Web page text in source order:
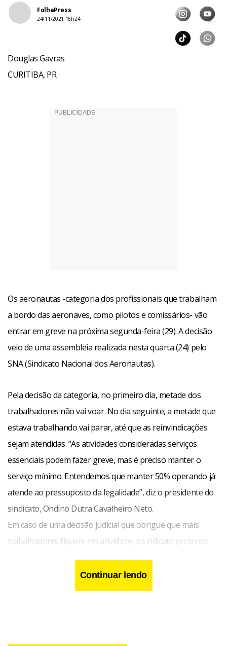
FolhaPress
24/11/2021 16h24
Douglas Gavras
CURITIBA, PR
Os aeronautas -categoria dos profissionais que trabalham
a bordo das aeronaves, como pilotos e comissários- vão
entrar em greve na próxima segunda-feira (29). A decisão
veio de uma assembleia realizada nesta quarta (24) pelo
SNA (Sindicato Nacional dos Aeronautas).
Pela decisão da categoria, no primeiro dia, metade dos
trabalhadores não vai voar. No dia seguinte, a metade que
estava trabalhando vai parar, até que as reinvindicações
sejam atendidas. “As atividades consideradas serviços
essenciais podem fazer greve, mas é preciso manter o
serviço mínimo. Entendemos que manter 50% operando já
atende ao pressuposto da legalidade”, diz o presidente do
sindicato, Ondino Dutra Cavalheiro Neto.
Em caso de uma decisão judicial que obrigue que mais
trabalhadores fiquem em atividade, o sindicato pretende
fazer ajustes posteriores.
De acordo com a entidade, a pauta de reivindicações para a
renovação da CCT (Convenção Coletiva de Trabalho) dos
Continuar lendo